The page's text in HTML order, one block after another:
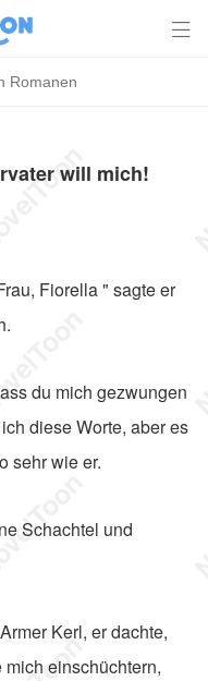

will mich!
Fiorella " sagte er
du mich gezwungen
diese Worte, aber es
sehr wie er.
Schachtel und
Kerl, er dachte,
einschüchtern,